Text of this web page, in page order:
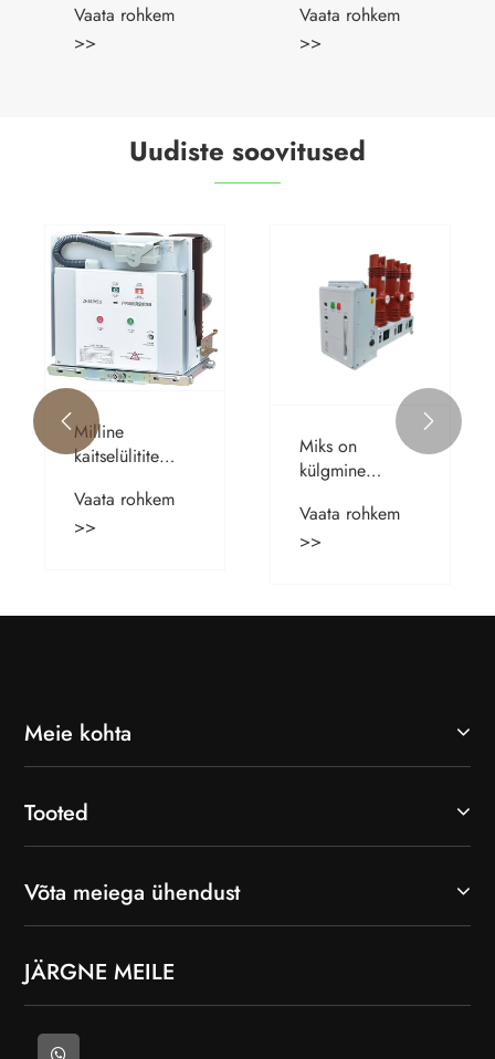
Uudiste soovitused
Kas teie
juhtpaneel on
ohus?
Vaata rohkem
>>
Miks peaksite
oma
energiavajaduste
jaoks valima
Vaata rohkem
 
Meie kohta
Tooted
Võta meiega ühendust
JÄRGNE MEILE